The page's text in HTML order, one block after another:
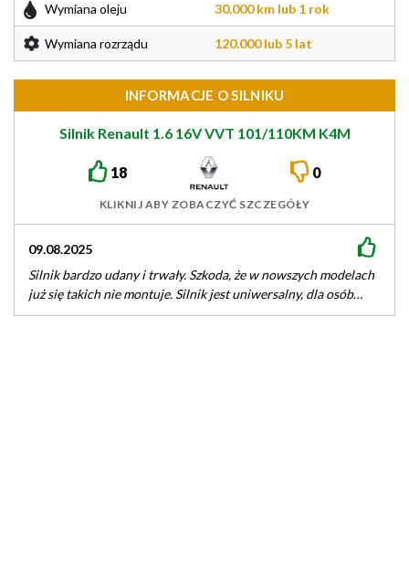
Wymiana oleju 30.000 km lub 1 rok
Wymiana rozrządu 120.000 lub 5 lat
INFORMACJE O SILNIKU
Silnik Renault 1.6 16V VVT 101/110KM K4M
18 0
KLIKNIJ ABY ZOBACZYĆ SZCZEGÓŁY
18.03.2025
Silnik spoko mój 111km w fluence spalanie elastyczne od 6
przy bardzo oszczędnej jeździe do 12 l autostrada 160-
175km/h Instalacja…